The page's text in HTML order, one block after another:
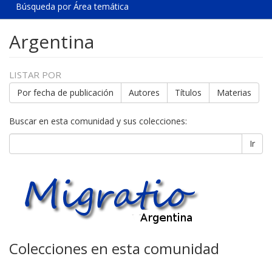
Búsqueda por Área temática
Argentina
LISTAR POR
Por fecha de publicación Autores Títulos Materias
Buscar en esta comunidad y sus colecciones:
Ir
Colecciones en esta comunidad